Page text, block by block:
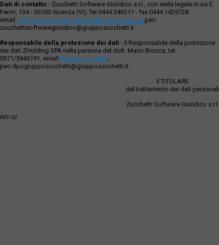
Dati di contatto - Zucchetti Software Giuridico s.r.l., con sede legale in via E.
Fermi, 134 - 36100 Vicenza (VI); Tel 0444.346211 - fax 0444.1429728;
email:ufficio.privacy@zucchettisoftwaregiuridico.it,pec:
zucchettisoftwaregiuridico@gruppozucchetti.it
Responsabile della protezione dei dati - Il Responsabile della protezione
dei dati ZHolding SPA nella persona del dott. Mario Brocca, tel.
0371/5943191, email:dpo@zucchetti.it,
pec:dpogruppozucchetti@gruppozucchetti.it
Il TITOLARE
del trattamento dei dati personali
Zucchetti Software Giuridico s.r.l.
REV 02